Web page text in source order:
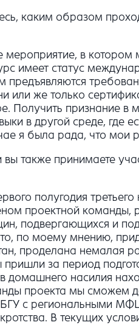
каким образом
в котором
имеет статус
предъявляются
же только
Получить признание
в другой среде, где
я была рада, что
также принимаете
полугодия
проектной
подвергающихся и
по моему мнению,
проделана немалая
за период
насилия
проекта мы сможем
с региональными
В текущих